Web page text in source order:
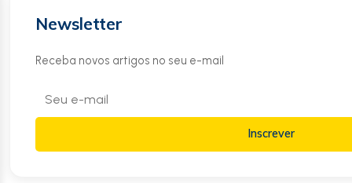
Newsletter
Receba novos artigos no seu e-mail
Inscrever